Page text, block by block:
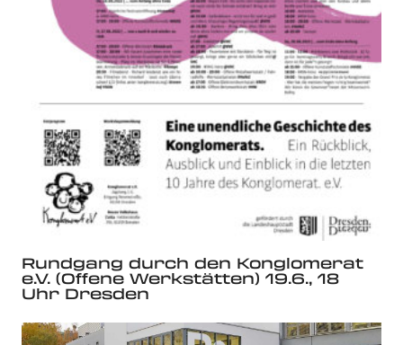
Rundgang durch den Konglomerat
e.V. (Offene Werkstätten) 19.6., 18
Uhr Dresden